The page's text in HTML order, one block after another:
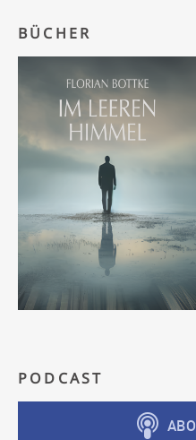
BÜCHER
PODCAST